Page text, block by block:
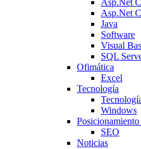
Asp.Net
Asp.Net
Java
Software
Visual
SQL
Ofimática
Excel
Tecnología
Windows
SEO
Noticias